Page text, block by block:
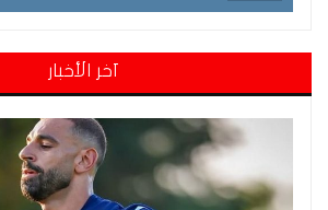
آخر الأخبار